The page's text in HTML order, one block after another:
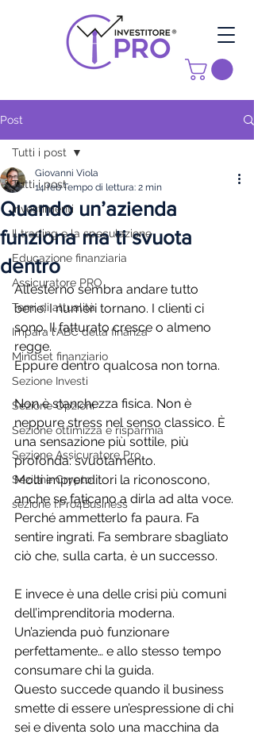
Post
Tutti i post
investimenti
Il trading e la speculazione
Educazione finanziaria
Assicuratore PRO
Temi di attualità
Impara l'ABC della finanza
Mindset finanziario
Sezione Investi
Sezione Opzioni
Sezione ottimizza e risparmia
Sezione Assicuratore Pro
Sezione Crypto
sezione I.Pro4Business
Tutti i post
Quando un’azienda
funziona ma ti svuota
dentro
Giovanni Viola
14 febTempo di lettura: 2 min
All’esterno sembra andare tutto
bene. I numeri tornano. I clienti ci
sono. Il fatturato cresce o almeno
regge.
Eppure dentro qualcosa non torna.
Non è stanchezza fisica. Non è
neppure stress nel senso classico. È
una sensazione più sottile, più
profonda: svuotamento.
Molti imprenditori la riconoscono,
anche se faticano a dirla ad alta voce.
Perché ammetterlo fa paura. Fa
sentire ingrati. Fa sembrare sbagliato
ciò che, sulla carta, è un successo.
E invece è una delle crisi più comuni
dell’imprenditoria moderna.
Un’azienda può funzionare
perfettamente… e allo stesso tempo
consumare chi la guida.
Questo succede quando il business
smette di essere un’espressione di chi
sei e diventa solo una macchina da